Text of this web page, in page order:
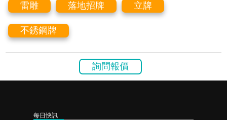
雷雕 落地招牌 立牌
不銹鋼牌
詢問報價
每日快訊